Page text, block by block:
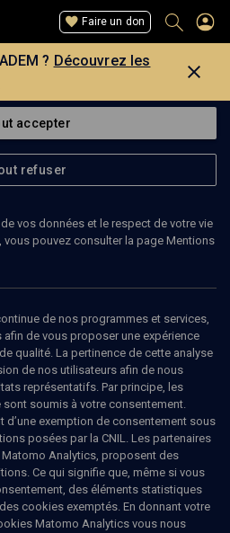
Faire un don
? Découvrez les
accepter
refuser
vos données et le respect de votre vie
vous pouvez consulter la page Mentions
de nos programmes et services,
de vous proposer une expérience
qualité. La pertinence de cette analyse
de nos utilisateurs afin de nous
représentatifs. Par principe, les
soumis à votre consentement.
d’une exemption de consentement sous
posées par la CNIL. Les partenaires
Analytics, proposent des
Ce qui signifie que, même si vous
des éléments statistiques
cookies exemptés. En donnant votre
Matomo Analytics vous nous